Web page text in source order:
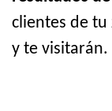
clientes de
y te visitarán.